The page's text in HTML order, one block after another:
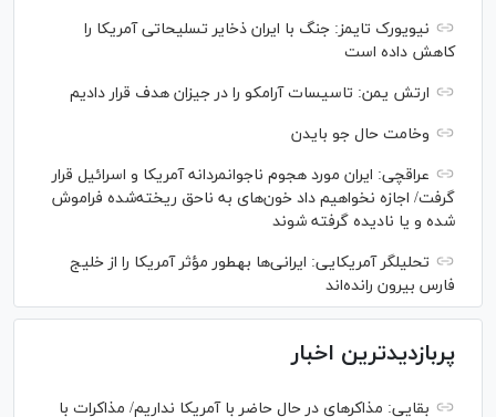
نیویورک تایمز: جنگ با ایران ذخایر تسلیحاتی آمریکا را
کاهش داده است
ارتش یمن: تاسیسات آرامکو را در جیزان هدف قرار دادیم
وخامت حال جو بایدن
عراقچی: ایران مورد هجوم ناجوانمردانه آمریکا و اسرائیل قرار
گرفت/ اجازه نخواهیم داد خون‌های به ناحق ریخته‌شده فراموش
شده و یا نادیده گرفته شوند
تحلیلگر آمریکایی: ایرانی‌ها به‎طور مؤثر آمریکا را از خلیج
فارس بیرون رانده‌اند
پربازدیدترین اخبار
بقایی: مذاکره‎ای در حال حاضر با آمریکا نداریم/ مذاکرات با